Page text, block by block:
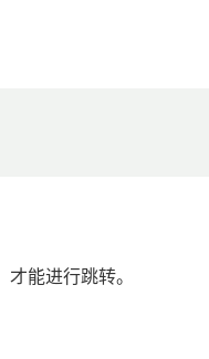
能进行跳转。